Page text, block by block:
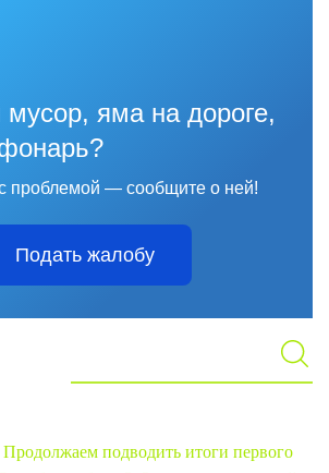
яма на дороге,
проблемой — сообщите о ней!
Подать жалобу
Продолжаем подводить итоги первого